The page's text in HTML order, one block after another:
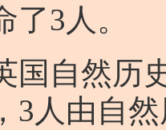
了3人。
然历史
3人由自